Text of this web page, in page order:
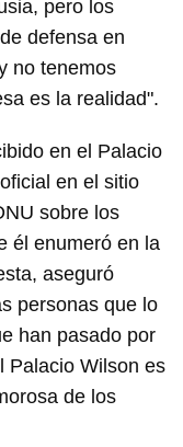
pero los
defensa en
no tenemos
es la realidad".
en el Palacio
en el sitio
sobre los
él enumeró en la
aseguró
personas que lo
han pasado por
Palacio Wilson es
de los